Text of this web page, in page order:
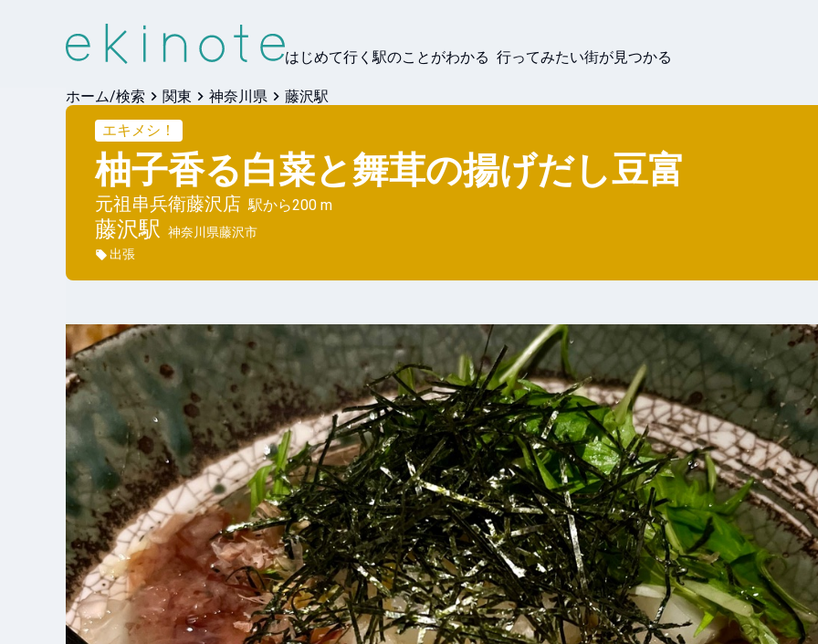
はじめて行く駅のことがわかる 行ってみたい街が見つかる
ホーム/検索 関東 神奈川県
藤沢駅
エキメシ！
柚子香る白菜と舞茸の揚げだし豆富
元祖串兵衛藤沢店 駅から200 m
藤沢駅 神奈川県藤沢市
出張